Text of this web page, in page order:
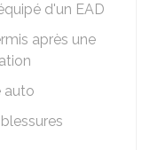
d'un EAD
après une
auto